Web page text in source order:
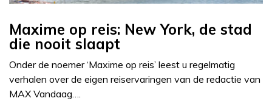
Maxime op reis: New York, de stad
die nooit slaapt
Onder de noemer ‘Maxime op reis’ leest u regelmatig
verhalen over de eigen reiservaringen van de redactie van
MAX Vandaag….